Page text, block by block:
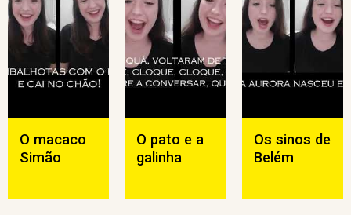
O macaco
Simão
O pato e a
galinha
Os sinos de
Belém